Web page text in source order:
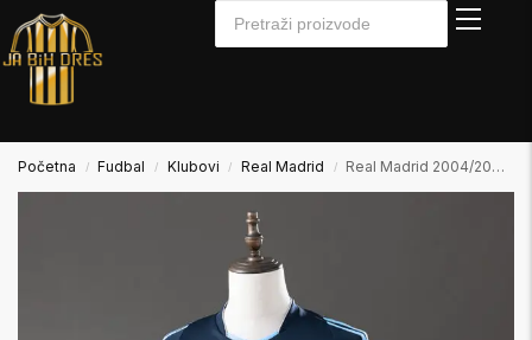
Početna / Fudbal / Klubovi / Real Madrid / Real Madrid 2004/2005 Away Gostujući